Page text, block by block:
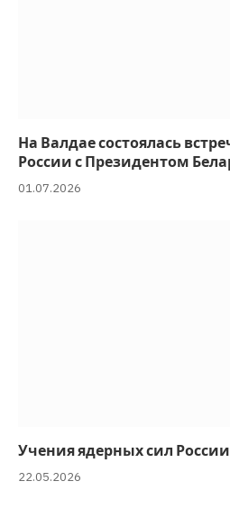
На Валдае состоялась
России с Президентом
01.07.2026
Учения ядерных сил
22.05.2026